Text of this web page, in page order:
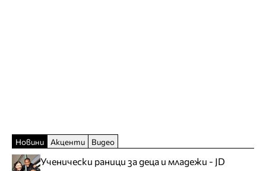
Новини Акценти Видео
Ученически раници за деца и младежи - JD